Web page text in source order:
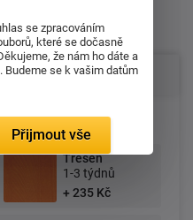
Třešeň
1-3 týdnů
+ 235 Kč
se zpracováním
které se dočasně
že nám ho dáte a
Budeme se k vašim datům
Přijmout vše